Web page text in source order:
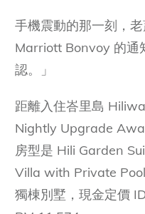
使用 NUA 之前，
規則四：必須覆
如何申請 NUA 升
Marriott Bonvoy
手機震動的那一刻，
Marriott Bonvoy 的通
認。」
距離入住峇里島
Nightly Upgrade
房型是 Hili Garden
Villa with Private
獨棟別墅，現金定價